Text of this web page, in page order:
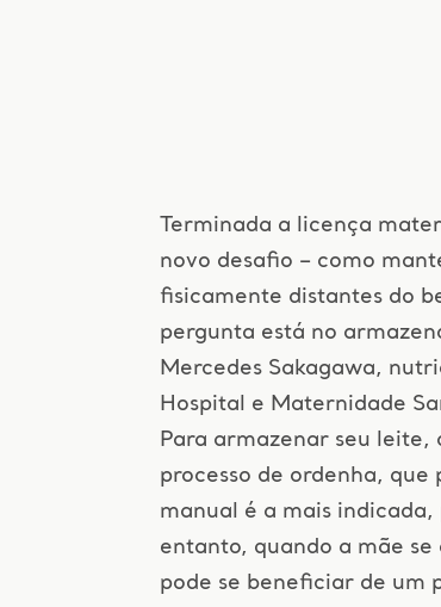
Terminada a licença
novo desafio – como
fisicamente distantes do
pergunta está no
Mercedes Sakagawa,
Hospital e Maternidade
Para armazenar seu leite,
processo de ordenha,
manual é a mais
entanto, quando a mãe
pode se beneficiar de um